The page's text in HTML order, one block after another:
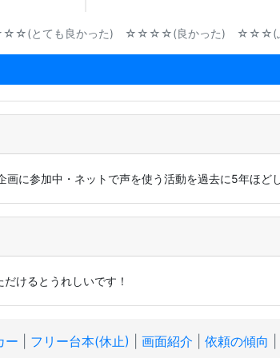
とても良かった) ☆☆☆☆(良かった) ☆☆☆(ふ
に参加中・ネットで声を使う活動を過去に5年ほど
けるとうれしいです！
ー フリー台本(休止) 画面紹介 依頼の傾向